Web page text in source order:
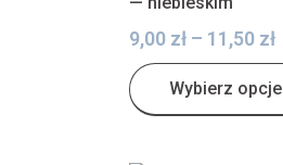
9,00 zł – 11,50 zł
Wybierz opcje